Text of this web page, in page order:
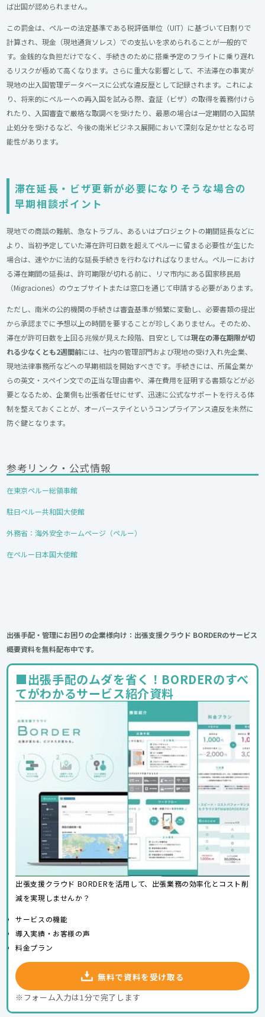
ば出国が認められません。
この罰金は、ペルーの法定基準である税評価単位（UIT）に基づいて日割りで
計算され、現金（現地通貨ソレス）での支払いを求められることが一般的で
す。金銭的な負担だけでなく、手続きのために搭乗予定のフライトに乗り遅れ
るリスクが極めて高くなります。さらに重大な影響として、不法滞在の事実が
現地の出入国管理データベースに公式な違反歴として記録されます。これによ
り、将来的にペルーへの再入国を試みる際、査証（ビザ）の取得を義務付けら
れたり、入国審査で厳格な取調べを受けたり、最悪の場合は一定期間の入国禁
止処分を受けるなど、今後の南米ビジネス展開において深刻な足かせとなる可
能性があります。
滞在延長・ビザ更新が必要になりそうな場合の
早期相談ポイント
現地での商談の難航、急なトラブル、あるいはプロジェクトの期間延長などに
より、当初予定していた滞在許可日数を超えてペルーに留まる必要性が生じた
場合は、速やかに法的な延長手続きを行わなければなりません。ペルーにおけ
る滞在期間の延長は、許可期限が切れる前に、リマ市内にある国家移民局
（Migraciones）のウェブサイトまたは窓口を通じて申請する必要があります。
ただし、南米の公的機関の手続きは審査基準が頻繁に変動し、必要書類の提出
から承認までに予想以上の時間を要することが珍しくありません。そのため、
滞在が許可日数を上回る兆候が見えた段階、目安としては現在の滞在期限が切
れる少なくとも2週間前には、社内の管理部門および現地の受け入れ先企業、
現地法律事務所などへの早期相談を開始すべきです。手続きには、所属企業か
らの英文・スペイン文での正当な理由書や、滞在費用を証明する書類などが必
要となるため、企業側も出張者任せにせず、迅速に公式なサポートを行える体
制を整えておくことが、オーバーステイというコンプライアンス違反を未然に
防ぐ鍵となります。
参考リンク・公式情報
在東京ペルー総領事館
駐日ペルー共和国大使館
外務省：海外安全ホームページ（ペルー）
在ペルー日本国大使館
出張手配・管理にお困りの企業様向け：出張支援クラウド BORDERのサービス
概要資料を無料配布中です。
■出張手配のムダを省く！BORDERのすべ
てがわかるサービス紹介資料
出張支援クラウド BORDERを活用して、出張業務の効率化とコスト削
減を実現しませんか？
サービスの機能
導入実績・お客様の声
料金プラン
無料で資料を受け取る
※フォーム入力は1分で完了します